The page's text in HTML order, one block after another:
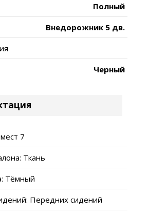
Полный
Внедорожник 5 дв.
Черный
7
Ткань
Тёмный
Передних сидений